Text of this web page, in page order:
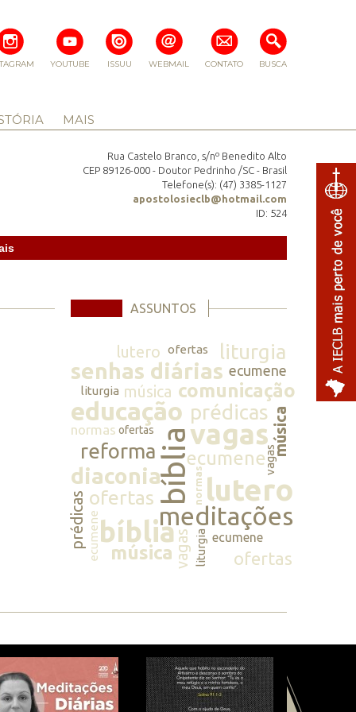
BUSCA
CONTATO
WEBMAIL
ISSUU
YOUTUBE
MAIS
Rua Castelo Branco, s/nº Benedito Alto
CEP 89126-000 - Doutor Pedrinho /SC - Brasil
Telefone(s): (47) 3385-1127
apostolosieclb@hotmail.com
ID: 524
ASSUNTOS
lutero ofertas liturgia
senhas diárias ecumene
liturgia música comunicação
educação prédicasmúsica
normas ofertasbíbliavagas
reforma
diaconia
ecumenevagas
prédicas ofertas normaslutero
meditações
ecumenebíblia
músicavagasliturgia ecumene
ofertas